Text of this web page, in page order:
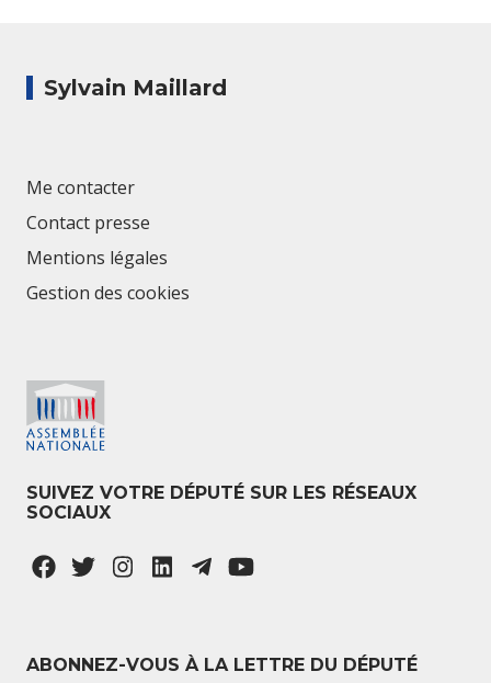
Sylvain Maillard
Me contacter
Contact presse
Mentions légales
Gestion des cookies
SUIVEZ VOTRE DÉPUTÉ SUR LES RÉSEAUX
SOCIAUX
ABONNEZ-VOUS À LA LETTRE DU DÉPUTÉ